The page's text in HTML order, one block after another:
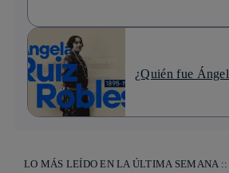
¿Quién fue
LO MÁS LEÍDO EN LA ÚLTIMA SEMANA ::